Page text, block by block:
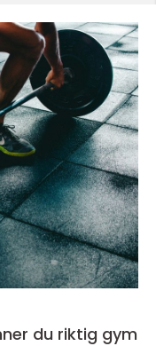
du riktig gym